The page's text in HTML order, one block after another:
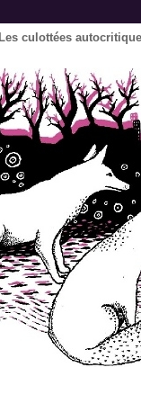
Les culottées autocritique